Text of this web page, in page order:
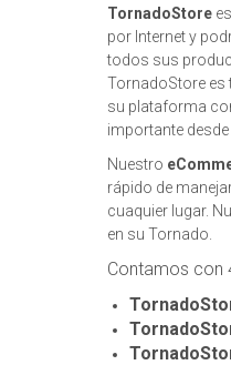
TornadoStore
por Internet y
todos sus
TornadoStore es
su plataforma
importante desde
Nuestro
rápido de
cuaquier lugar.
en su Tornado.
Contamos con